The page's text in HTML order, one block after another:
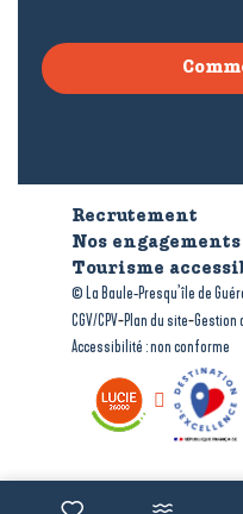
Recrutement
Nos engagements
Tourisme
© La Baule-Presqu’île de
CGV/CPV-Plan du site-Gestion
Accessibilité : non conforme